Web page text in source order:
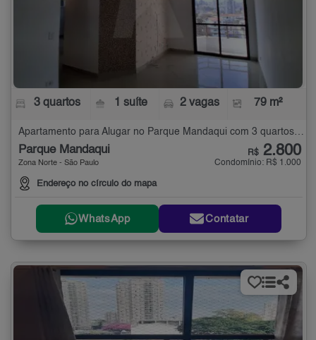
3 quartos 1 suíte 2 vagas 79 m²
Apartamento para Alugar no Parque Mandaqui com 3 quartos - 79 m²
Parque Mandaqui
Zona Norte - São Paulo
Endereço no círculo do mapa
R$ 2.800
Condomínio: R$ 1.000
WhatsApp Contatar